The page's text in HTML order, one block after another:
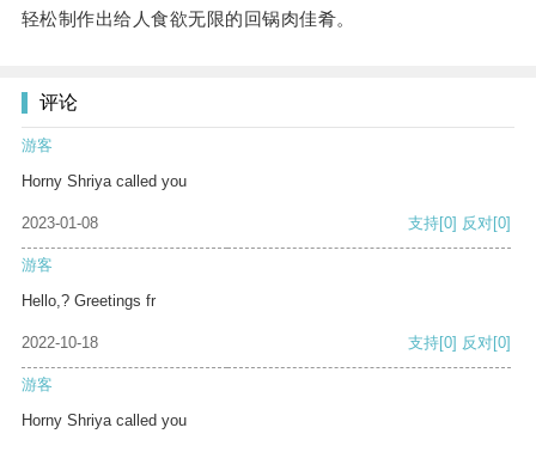
轻松制作出给人食欲无限的回锅肉佳肴。
评论
游客
Horny Shriya called you
2023-01-08 支持[0] 反对[0]
游客
Hello,? Greetings fr
2022-10-18 支持[0] 反对[0]
游客
Horny Shriya called you